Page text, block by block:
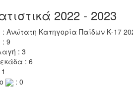
2022 - 2023
: Ανώτατη Κατηγορία Παίδων Κ-17
: 9
: 3
: 6
: 0